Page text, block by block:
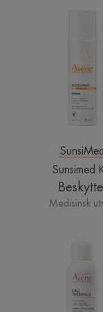
SunsiMed
Sunsimed
Medisinsk